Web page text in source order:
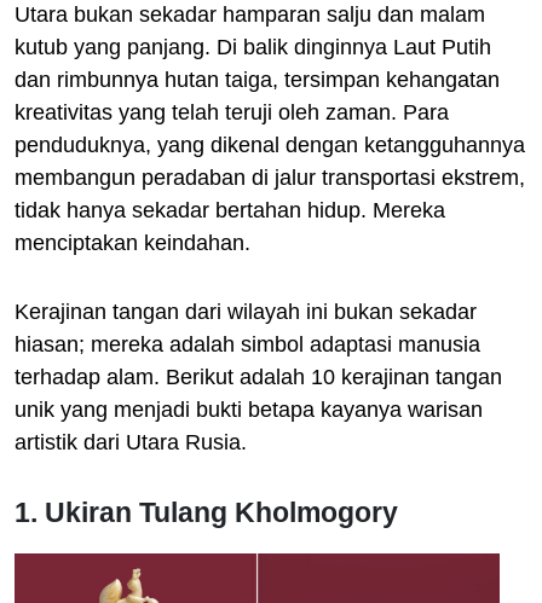
Utara bukan sekadar hamparan salju dan malam
kutub yang panjang. Di balik dinginnya Laut Putih
dan rimbunnya hutan taiga, tersimpan kehangatan
kreativitas yang telah teruji oleh zaman. Para
penduduknya, yang dikenal dengan ketangguhannya
membangun peradaban di jalur transportasi ekstrem,
tidak hanya sekadar bertahan hidup. Mereka
menciptakan keindahan.
Kerajinan tangan dari wilayah ini bukan sekadar
hiasan; mereka adalah simbol adaptasi manusia
terhadap alam. Berikut adalah 10 kerajinan tangan
unik yang menjadi bukti betapa kayanya warisan
artistik dari Utara Rusia.
1. Ukiran Tulang Kholmogory